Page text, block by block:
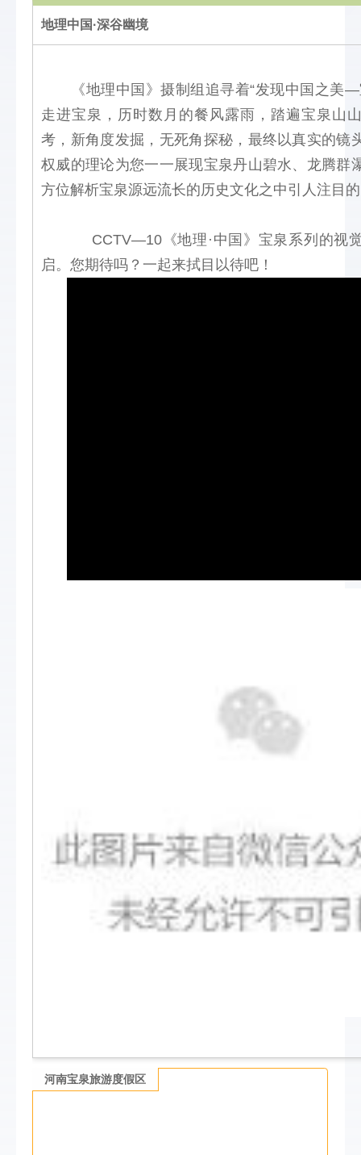
地理中国·深谷幽境
《地理中国》摄制组追寻着“发现中国之美
走进宝泉，历时数月的餐风露雨，踏遍宝泉山
考，新角度发掘，无死角探秘，最终以真实的镜
权威的理论为您一一展现宝泉丹山碧水、龙腾群
方位解析宝泉源远流长的历史文化之中引人注目
CCTV—10《地理·中国》宝泉系列的视觉
启。您期待吗？一起来拭目以待吧！
河南宝泉旅游度假区